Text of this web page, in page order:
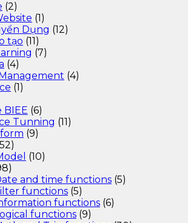
(2)
(1)
Dụng (12)
tạo (11)
(7)
(4)
(4)
(1)
BIEE (6)
Tunning (11)
(9)
(10)
and time functions (5)
functions (5)
functions (6)
functions (9)